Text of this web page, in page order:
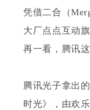
凭借二合（
大厂点点互动
再一看，腾讯
腾讯光子拿出
时光》，由欢